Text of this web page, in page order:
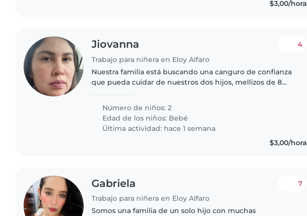
$3,00/hora
Jiovanna
Trabajo para niñera en Eloy Alfaro
4
Nuestra familia está buscando una canguro de confianza
que pueda cuidar de nuestros dos hijos, mellizos de 8
Número de niños: 2
Edad de los niños: Bebé
Última actividad: hace 1 semana
$3,00/hora
Gabriela
Trabajo para niñera en Eloy Alfaro
7
Somos una familia de un solo hijo con muchas